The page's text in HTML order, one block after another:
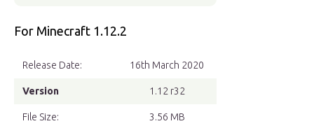
For Minecraft 1.12.2
Release Date: 16th March 2020
Version 1.12 r32
File Size: 3.56 MB